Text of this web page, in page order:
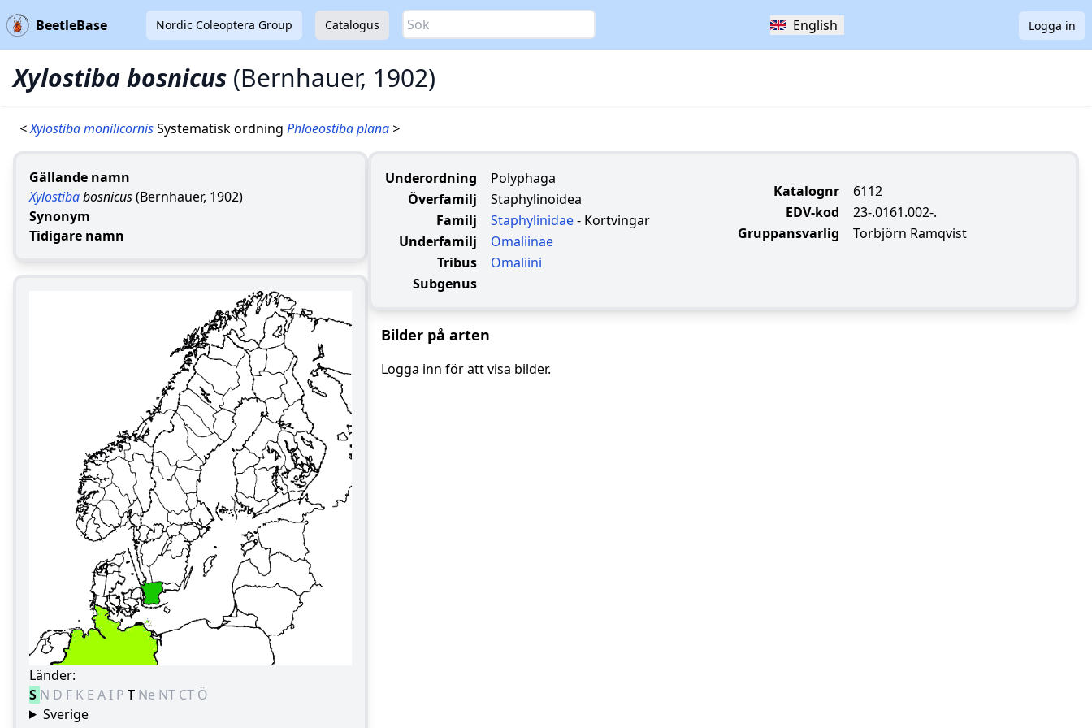
BeetleBase Nordic Coleoptera Group Catalogus Sök English Logga in
Xylostiba bosnicus (Bernhauer, 1902)
<Xylostiba monilicornisSystematisk ordning Phloeostiba plana >
Gällande namn
Xylostibabosnicus(Bernhauer, 1902)
Synonym
Tidigare namn
Länder:
S N D F K E AI P T Ne NT CT Ö
Sverige
Underordning
Polyphaga
Överfamilj
Staphylinoidea
Familj
Staphylinidae- Kortvingar
Underfamilj
Omaliinae
Tribus
Omaliini
Subgenus
Katalognr
6112
EDV-kod
23-.0161.002-.
Gruppansvarlig
Torbjörn Ramqvist
Bilder på arten
Logga inn för att visa bilder.